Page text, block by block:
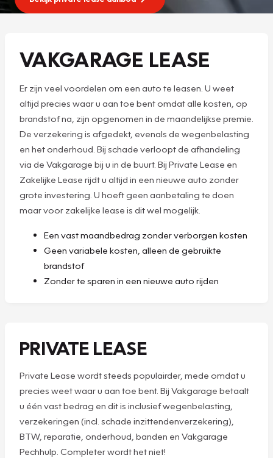
VAKGARAGE LEASE
Er zijn veel voordelen om een auto te leasen. U weet
altijd precies waar u aan toe bent omdat alle kosten, op
brandstof na, zijn opgenomen in de maandelijkse premie.
De verzekering is afgedekt, evenals de wegenbelasting
en het onderhoud. Bij schade verloopt de afhandeling
via de Vakgarage bij u in de buurt. Bij Private Lease en
Zakelijke Lease rijdt u altijd in een nieuwe auto zonder
grote investering. U hoeft geen aanbetaling te doen
maar voor zakelijke lease is dit wel mogelijk.
Een vast maandbedrag zonder verborgen kosten
Geen variabele kosten, alleen de gebruikte
brandstof
Zonder te sparen in een nieuwe auto rijden
PRIVATE LEASE
Private Lease wordt steeds populairder, mede omdat u
precies weet waar u aan toe bent. Bij Vakgarage betaalt
u één vast bedrag en dit is inclusief wegenbelasting,
verzekeringen (incl. schade inzittendenverzekering),
BTW, reparatie, onderhoud, banden en Vakgarage
Pechhulp. Completer wordt het niet!